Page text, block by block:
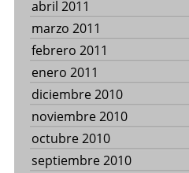
abril 2011
marzo 2011
febrero 2011
enero 2011
diciembre 2010
noviembre 2010
octubre 2010
septiembre 2010